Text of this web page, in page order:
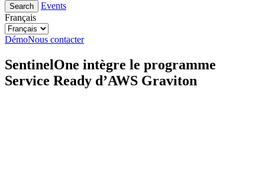
Search
Events
Français
DémoNous contacter
SentinelOne intègre le programme
Service Ready d’AWS Graviton